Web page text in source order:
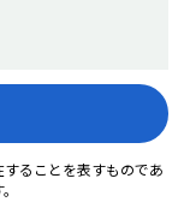
ることを表すものであ